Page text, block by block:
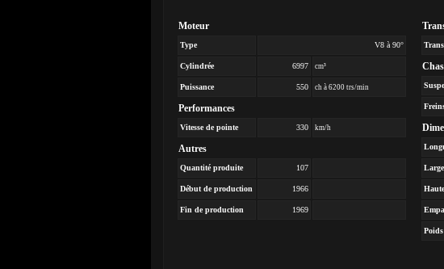
Moteur
Type V8 à 90°
Cylindrée 6997 cm³
Puissance 550 ch à 6200 trs/min
Performances
Vitesse de pointe 330 km/h
Autres
Quantité produite 107
Début de production 1966
Fin de production 1969